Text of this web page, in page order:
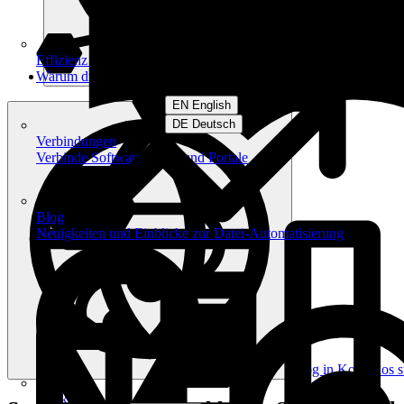
Verbindungen
Verbinde Software, Apps und Portale
Workflows
Effizienz am Arbeitsplatz
Warum du filehub nutzen solltest
Blog
Neuigkeiten und Einblicke zur Datei-Automatisierung
EN English
DE Deutsch
Log inKostenlos